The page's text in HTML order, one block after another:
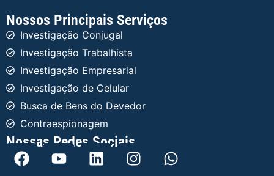
Nossos Principais Serviços
Investigação Conjugal
Investigação Trabalhista
Investigação Empresarial
Investigação de Celular
Busca de Bens do Devedor
Contraespionagem
Nossas Redes Sociais